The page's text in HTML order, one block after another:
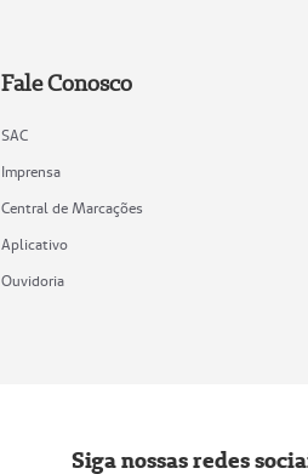
Fale Conosco
SAC
Imprensa
Central de Marcações
Aplicativo
Ouvidoria
Siga nossas redes